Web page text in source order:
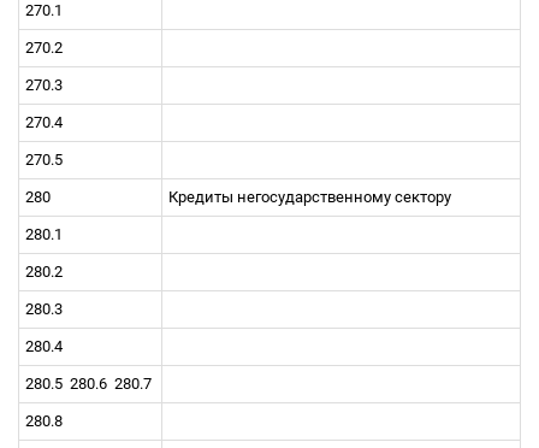
270.1
270.2
270.3
270.4
270.5
280 Кредиты негосударственному сектору
280.1
280.2
280.3
280.4
280.5 280.6 280.7
280.8